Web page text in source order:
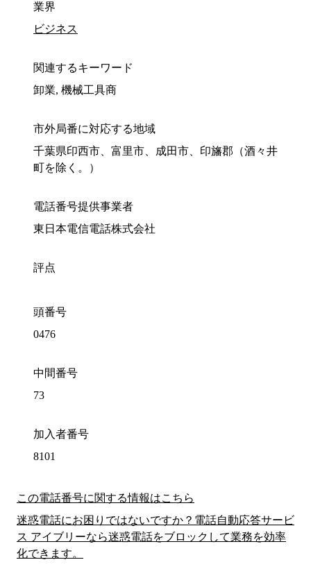
業界
ビジネス
関連するキーワード
卸業, 機械工具商
市外局番に対応する地域
千葉県印西市、富里市、成田市、印旛郡（酒々井
町を除く。）
電話番号提供事業者
東日本電信電話株式会社
評点
頭番号
0476
中間番号
73
加入者番号
8101
この電話番号に関する情報はこちら
迷惑電話にお困りではないですか？電話自動応答サービ
ス アイブリーなら迷惑電話をブロックして業務を効率
化できます。